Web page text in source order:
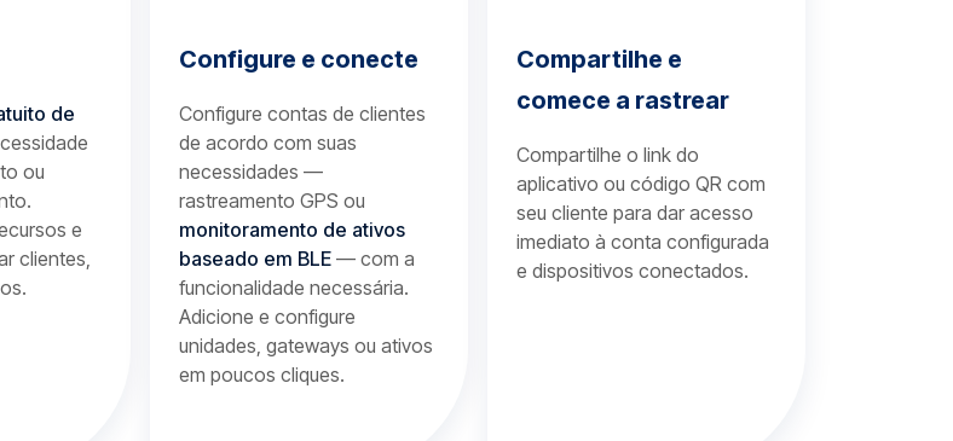
de
ou
e
clientes,
Configure e conecte
Configure contas de clientes
de acordo com suas
necessidades —
rastreamento GPS ou
monitoramento de ativos
baseado em BLE — com a
funcionalidade necessária.
Adicione e configure
unidades, gateways ou ativos
em poucos cliques.
Compartilhe e
comece a rastrear
Compartilhe o link do
aplicativo ou código QR com
seu cliente para dar acesso
imediato à conta configurada
e dispositivos conectados.